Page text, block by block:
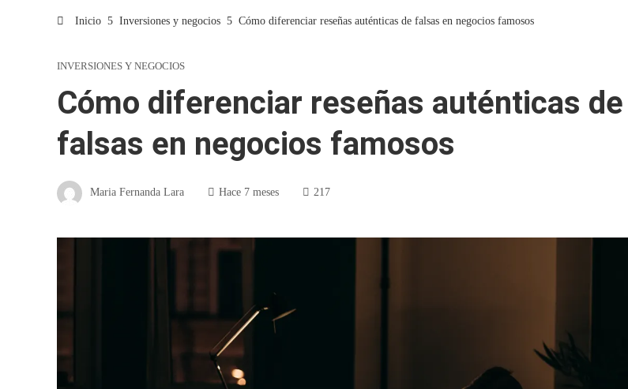
Inicio Inversiones y negocios Cómo diferenciar reseñas auténticas de falsas en negocios famosos
INVERSIONES Y NEGOCIOS
Cómo diferenciar reseñas auténticas de
falsas en negocios famosos
Maria Fernanda Lara Hace 7 meses 217